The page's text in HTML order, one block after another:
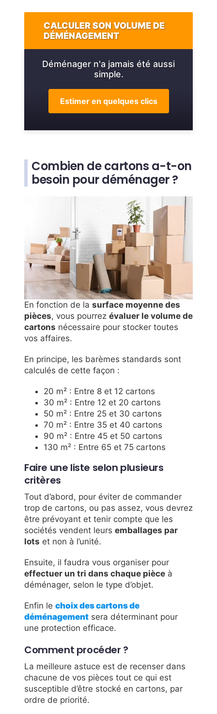
CALCULER SON VOLUME DE
DÉMÉNAGEMENT
Déménager n'a jamais été aussi
simple.
Estimer en quelques clics
Combien de cartons a-t-on
besoin pour déménager ?
En fonction de la surface moyenne des
pièces, vous pourrez évaluer le volume de
cartons nécessaire pour stocker toutes
vos affaires.
En principe, les barèmes standards sont
calculés de cette façon :
20 m² : Entre 8 et 12 cartons
30 m² : Entre 12 et 20 cartons
50 m² : Entre 25 et 30 cartons
70 m² : Entre 35 et 40 cartons
90 m² : Entre 45 et 50 cartons
130 m² : Entre 65 et 75 cartons
Faire une liste selon plusieurs
critères
Tout d’abord, pour éviter de commander
trop de cartons, ou pas assez, vous devrez
être prévoyant et tenir compte que les
sociétés vendent leurs emballages par
lots et non à l’unité.
Ensuite, il faudra vous organiser pour
effectuer un tri dans chaque pièce à
déménager, selon le type d’objet.
Enfin le choix des cartons de
déménagement sera déterminant pour
une protection efficace.
Comment procéder ?
La meilleure astuce est de recenser dans
chacune de vos pièces tout ce qui est
susceptible d’être stocké en cartons, par
ordre de priorité.